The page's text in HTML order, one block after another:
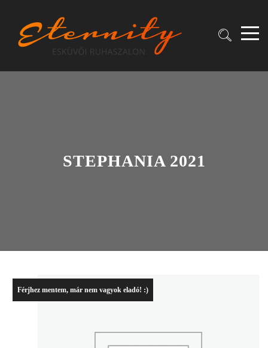
STEPHANIA 2021
Férjhez mentem, már nem vagyok eladó! :)